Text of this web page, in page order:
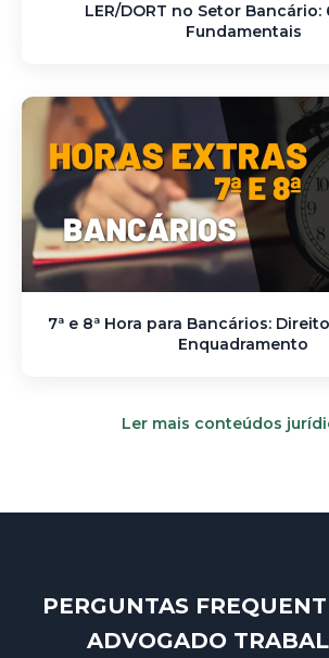
LER/DORT no Setor Bancário:
Fundamentais
7ª e 8ª Hora para Bancários:
Enquadramento
Ler mais conteúdos
PERGUNTAS
ADVOGADO